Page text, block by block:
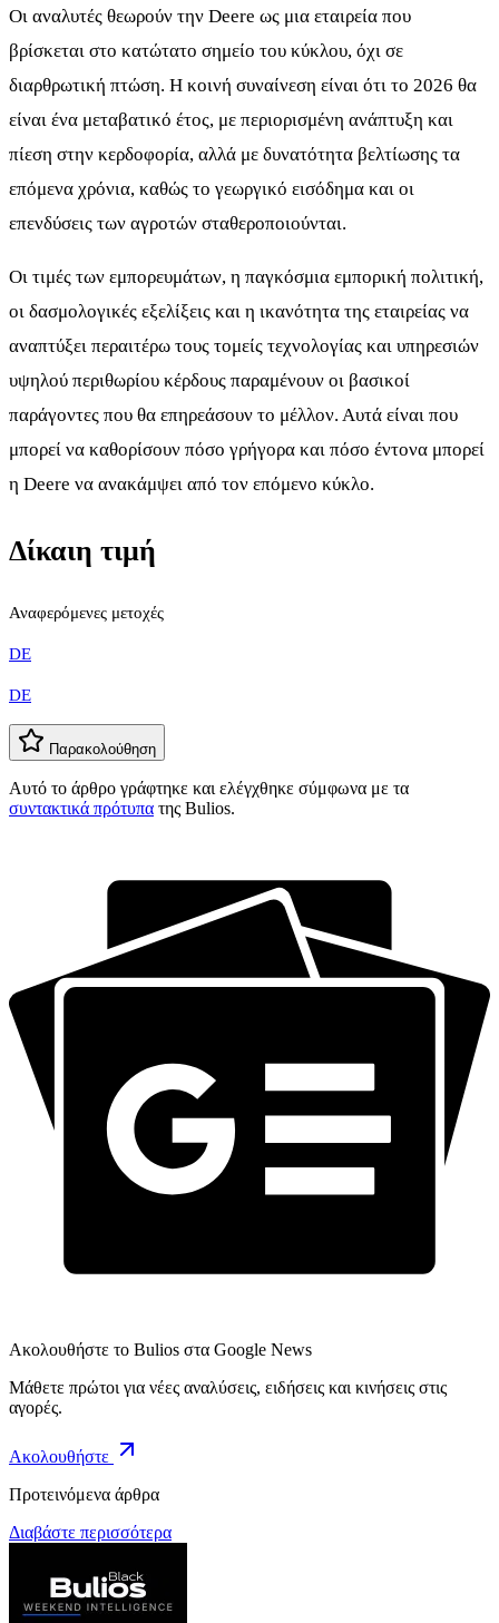
Οι αναλυτές θεωρούν την Deere ως μια εταιρεία που
βρίσκεται στο κατώτατο σημείο του κύκλου, όχι σε
διαρθρωτική πτώση. Η κοινή συναίνεση είναι ότι το 2026 θα
είναι ένα μεταβατικό έτος, με περιορισμένη ανάπτυξη και
πίεση στην κερδοφορία, αλλά με δυνατότητα βελτίωσης τα
επόμενα χρόνια, καθώς το γεωργικό εισόδημα και οι
επενδύσεις των αγροτών σταθεροποιούνται.
Οι τιμές των εμπορευμάτων, η παγκόσμια εμπορική πολιτική,
οι δασμολογικές εξελίξεις και η ικανότητα της εταιρείας να
αναπτύξει περαιτέρω τους τομείς τεχνολογίας και υπηρεσιών
υψηλού περιθωρίου κέρδους παραμένουν οι βασικοί
παράγοντες που θα επηρεάσουν το μέλλον. Αυτά είναι που
μπορεί να καθορίσουν πόσο γρήγορα και πόσο έντονα μπορεί
η Deere να ανακάμψει από τον επόμενο κύκλο.
Δίκαιη τιμή
Αναφερόμενες μετοχές
DE
DE
Παρακολούθηση
Αυτό το άρθρο γράφτηκε και ελέγχθηκε σύμφωνα με τα
συντακτικά πρότυπα της Bulios.
Ακολουθήστε το Bulios στα Google News
Μάθετε πρώτοι για νέες αναλύσεις, ειδήσεις και κινήσεις στις
αγορές.
Ακολουθήστε
Προτεινόμενα άρθρα
Διαβάστε περισσότερα